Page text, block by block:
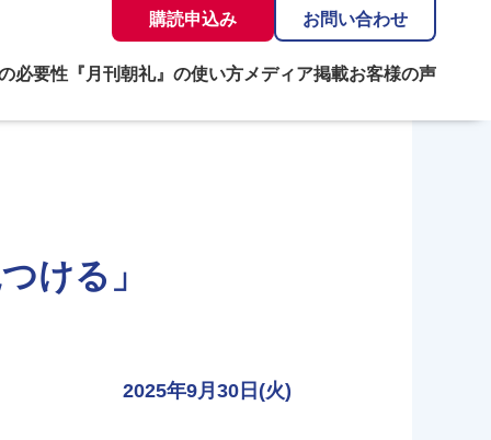
購読申込み お問い合わせ
必要性 『月刊朝礼』の使い方メディア掲載お客様の声
ける」
2025年9月30日(火)